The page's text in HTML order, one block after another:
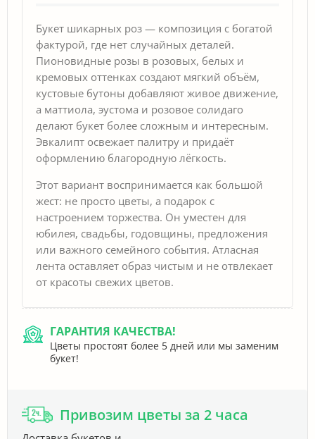
Букет шикарных роз — композиция с богатой
фактурой, где нет случайных деталей.
Пионовидные розы в розовых, белых и
кремовых оттенках создают мягкий объём,
кустовые бутоны добавляют живое движение,
а маттиола, эустома и розовое солидаго
делают букет более сложным и интересным.
Эвкалипт освежает палитру и придаёт
оформлению благородную лёгкость.
Этот вариант воспринимается как большой
жест: не просто цветы, а подарок с
настроением торжества. Он уместен для
юбилея, свадьбы, годовщины, предложения
или важного семейного события. Атласная
лента оставляет образ чистым и не отвлекает
от красоты свежих цветов.
ГАРАНТИЯ КАЧЕСТВА!
Цветы простоят более 5 дней или мы заменим
букет!
Привозим цветы за 2 часа